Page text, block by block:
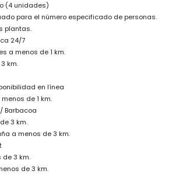
Alicante (a menos de 100 kilómetros de la
más cercano: Valencia (> 100 kilómetros)
adecuado para familias con niños
incluidos en el precio del alquiler de esta
y tabla de planchar
y servicio de emergencia 24 horas
y aire acondicionado
con costo extra
(4 unidades)
para el número especificado de personas.
plantas.
24/7
a menos de 1 km.
km.
en línea
de 1 km.
Barbacoa
3 km.
a menos de 3 km.
3 km.
de 3 km.